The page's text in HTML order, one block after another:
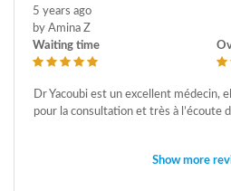
5 years ago
by Amina Z
Waiting time
Dr Yacoubi est un excellent médecin,
pour la consultation et très à l’écoute
Show more